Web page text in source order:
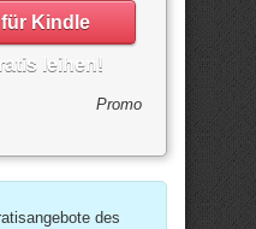
Kindle
leihen!
Promo
des